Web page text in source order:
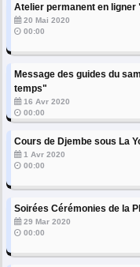
Atelier permanent en
20 Mai 2020
00:00
Message des guides du
temps"
16 Avr 2020
00:00
Cours de Djembe sous La
1 Avr 2020
00:00
Soirées Cérémonies de la
29 Mar 2020
00:00